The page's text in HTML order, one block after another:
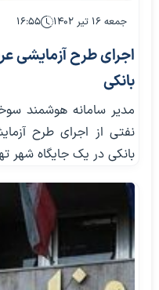
جمعه ۱۶ تیر ۱۴۰۲ ۱۶:۵۵
اجرای طرح آزمایشی
بانکی
مدیر سامانه هوشمند
نفتی از اجرای طرح
بانکی در یک جایگاه شهر